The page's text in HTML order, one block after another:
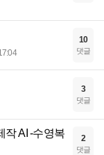
10
댓글
3
댓글
작 AI -수영복
2
댓글